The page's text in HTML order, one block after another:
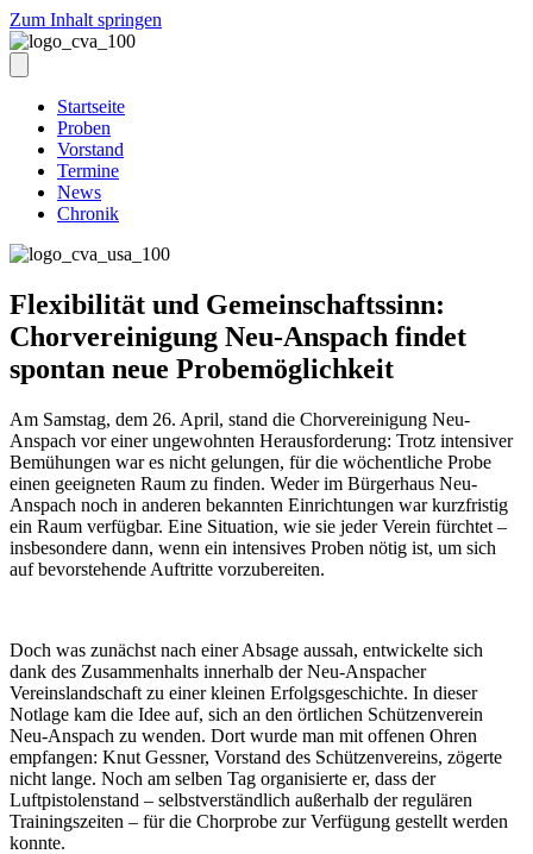
Zum Inhalt springen
Startseite
Proben
Vorstand
Termine
News
Chronik
Flexibilität und Gemeinschaftssinn:
Chorvereinigung Neu-Anspach findet
spontan neue Probemöglichkeit
Am Samstag, dem 26. April, stand die Chorvereinigung Neu-
Anspach vor einer ungewohnten Herausforderung: Trotz intensiver
Bemühungen war es nicht gelungen, für die wöchentliche Probe
einen geeigneten Raum zu finden. Weder im Bürgerhaus Neu-
Anspach noch in anderen bekannten Einrichtungen war kurzfristig
ein Raum verfügbar. Eine Situation, wie sie jeder Verein fürchtet –
insbesondere dann, wenn ein intensives Proben nötig ist, um sich
auf bevorstehende Auftritte vorzubereiten.
Doch was zunächst nach einer Absage aussah, entwickelte sich
dank des Zusammenhalts innerhalb der Neu-Anspacher
Vereinslandschaft zu einer kleinen Erfolgsgeschichte. In dieser
Notlage kam die Idee auf, sich an den örtlichen Schützenverein
Neu-Anspach zu wenden. Dort wurde man mit offenen Ohren
empfangen: Knut Gessner, Vorstand des Schützenvereins, zögerte
nicht lange. Noch am selben Tag organisierte er, dass der
Luftpistolenstand – selbstverständlich außerhalb der regulären
Trainingszeiten – für die Chorprobe zur Verfügung gestellt werden
konnte.